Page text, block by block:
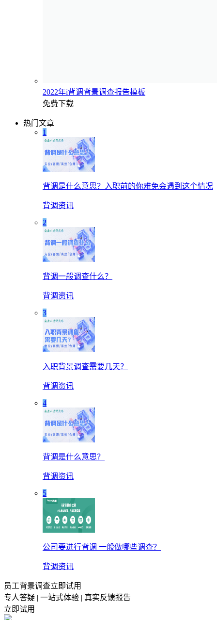
2022年i背调背景调查报告模板
免费下载
热门文章
1
背调是什么意思？入职前的你难免会遇到这个情况
背调资讯
2
背调一般调查什么？
背调资讯
3
入职背景调查需要几天？
背调资讯
4
背调是什么意思？
背调资讯
5
公司要进行背调 一般做哪些调查？
背调资讯
员工背景调查立即试用
专人答疑 | 一站式体验 | 真实反馈报告
立即试用